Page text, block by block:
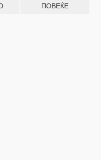
ПОВЕЌЕ